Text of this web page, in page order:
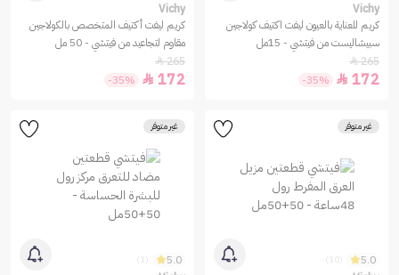
Vichy
كريم للعناية بالعيون ليفت اكتيف كولاجين
سبيشاليست من فيتشي - 15مل
265

172

-35%
Vichy
كريم ليفت أكتيف المتخصص بالكولاجين
مقاوم لتجاعيد من فيتشي - 50 مل
265

172

-35%
غير متوفر
5.0
غير متوفر
5.0